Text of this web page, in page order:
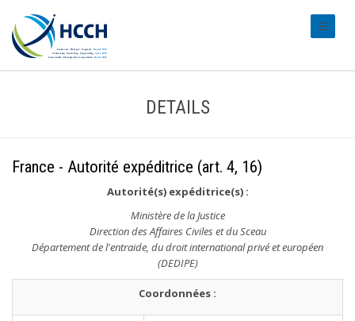
DETAILS
France - Autorité expéditrice (art. 4, 16)
Autorité(s) expéditrice(s) :
Ministère de la Justice
Direction des Affaires Civiles et du Sceau
Département de l'entraide, du droit international privé et européen
(DEDIPE)
Coordonnées :